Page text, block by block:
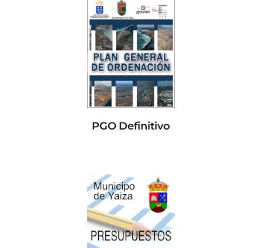
PGO Definitivo